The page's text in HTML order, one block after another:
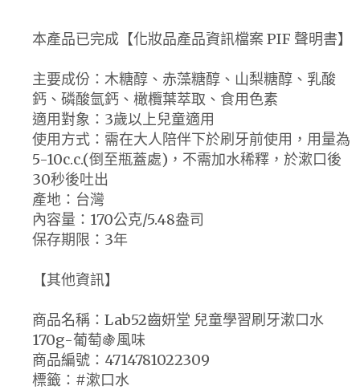
本產品已完成【化妝品產品資訊檔案 PIF 聲明書】
主要成份：木糖醇、赤藻糖醇、山梨糖醇、乳酸
鈣、磷酸氫鈣、橄欖葉萃取、食用色素
適用對象：3歲以上兒童適用
使用方式：需在大人陪伴下於刷牙前使用，用量為
5-10c.c.(倒至瓶蓋處)，不需加水稀釋，於漱口後
30秒後吐出
產地：台灣
內容量：170公克/5.48盎司
保存期限：3年
【其他資訊】
商品名稱：Lab52齒妍堂 兒童學習刷牙漱口水
170g-葡萄🍇風味
商品編號：4714781022309
標籤：#漱口水